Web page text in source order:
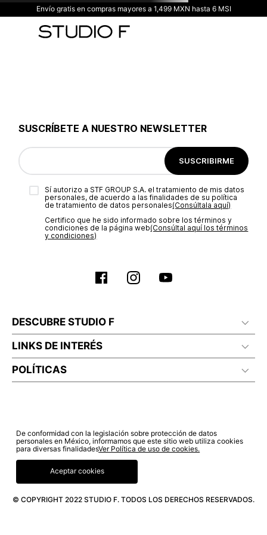
Envío gratis en compras mayores a 1,499 MXN hasta 6 MSI
SUSCRÍBETE A NUESTRO NEWSLETTER
SUSCRIBIRME
Sí autorizo a STF GROUP S.A. el tratamiento de mis datos
personales, de acuerdo a las finalidades de su política
de tratamiento de datos personales‎(Consúltala aquí)
Certifico que he sido informado sobre los términos y
condiciones de la página web‎(Consúltal aquí los términos
y condiciones)
DESCUBRE STUDIO F
LINKS DE INTERÉS
POLÍTICAS
© COPYRIGHT 2022 STUDIO F. TODOS LOS DERECHOS RESERVADOS.
De conformidad con la legislación sobre protección de datos
personales en México, informamos que este sitio web utiliza cookies
para diversas finalidadesVer Política de uso de cookies.
Aceptar cookies